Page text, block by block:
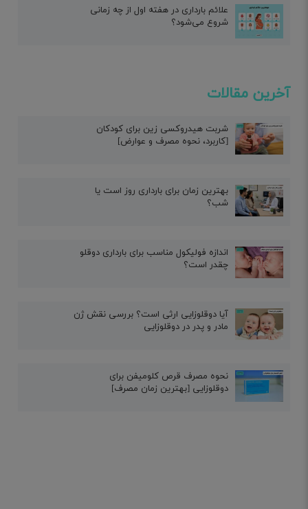
علائم بارداری در هفته اول از چه زمانی
شروع می‌شود؟
آخرین مقالات
شربت هیدروکسی زین برای کودکان
[کاربرد، نحوه مصرف و عوارض]
بهترین زمان برای بارداری روز است یا
شب؟
اندازه فولیکول مناسب برای بارداری دوقلو
چقدر است؟
آیا دوقلوزایی ارثی است؟ بررسی نقش ژن
مادر و پدر در دوقلوزایی
نحوه مصرف قرص کلومیفن برای
دوقلوزایی [بهترین زمان مصرف]